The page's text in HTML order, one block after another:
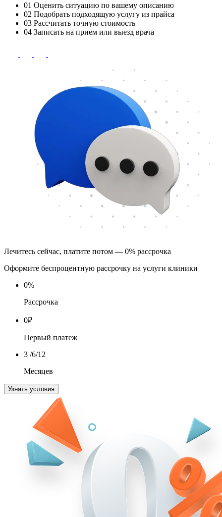
01 Оценить ситуацию по вашему описанию
02 Подобрать подходящую услугу из прайса
03 Рассчитать точную стоимость
04 Записать на прием или выезд врача
Лечитесь сейчас, платите потом — 0% рассрочка
Оформите беспроцентную рассрочку на услуги клиники
0%
Рассрочка
0₽
Первый платеж
3 /6/12
Месяцев
Узнать условия